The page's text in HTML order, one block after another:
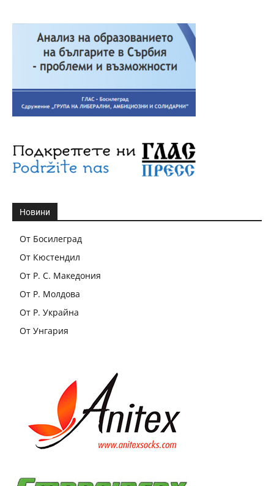
Новини
От Босилеград
От Кюстендил
От Р. С. Македония
От Р. Молдова
От Р. Украйна
От Унгария